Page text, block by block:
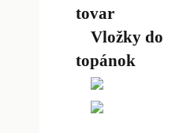
tovar
Vložky do
topánok